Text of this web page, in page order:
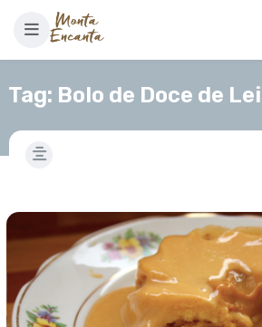
Tag: Bolo de Doce de